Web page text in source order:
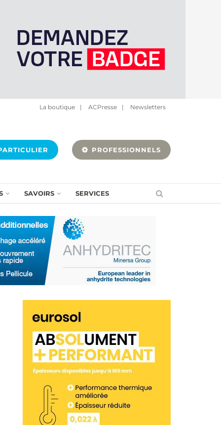
La boutique | ACPresse | Newsletters
PROFESSIONNELS
SAVOIRS SERVICES